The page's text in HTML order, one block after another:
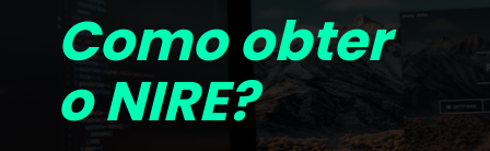
Como obter
o NIRE?